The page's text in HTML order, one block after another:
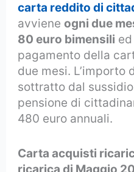
carta reddito di
avvieneogni due
80 euro bimensili
pagamento della
due mesi. L’importo
sottratto dal
pensione di
480 euro annuali.
Carta acquisti
ricarica di Maggio